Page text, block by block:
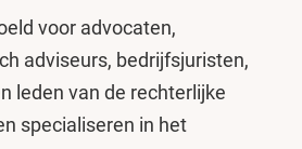
voor advocaten,
adviseurs, bedrijfsjuristen,
leden van de rechterlijke
specialiseren in het